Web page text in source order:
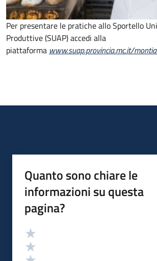
Per presentare le pratiche allo Sportello
Produttive (SUAP) accedi alla
piattaforma www.suap.provincia.mc.it/
Quanto sono chiare le
informazioni su questa
pagina?
Valutazione